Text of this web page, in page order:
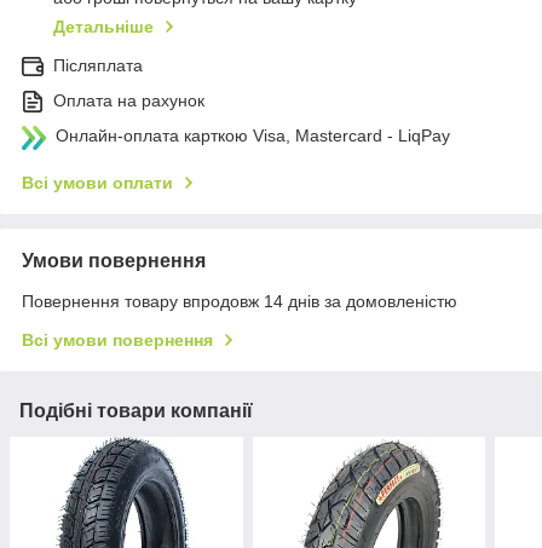
Детальніше
Післяплата
Оплата на рахунок
Онлайн-оплата карткою Visa, Mastercard - LiqPay
Всі умови оплати
Умови повернення
Повернення товару впродовж 14 днів за домовленістю
Всі умови повернення
Подібні товари компанії